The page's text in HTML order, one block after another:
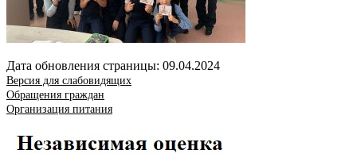
Дата обновления страницы: 09.04.2024
Версия для слабовидящих
Обращения граждан
Организация питания